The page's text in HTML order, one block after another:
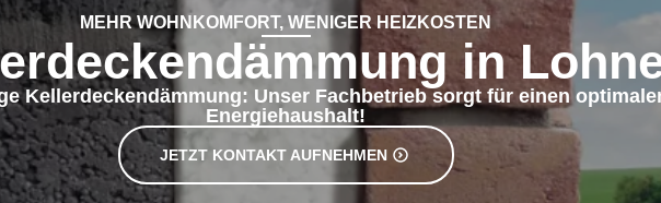
in Lohne
Kellerdeckendämmung: Unser Fachbetrieb sorgt für einen
Energiehaushalt!
JETZT KONTAKT AUFNEHMEN